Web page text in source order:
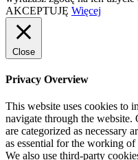
AKCEPTUJĘ Więcej
Close
Privacy Overview
This website uses cookies to
navigate through the website.
are categorized as necessary
as essential for the working
We also use third-party